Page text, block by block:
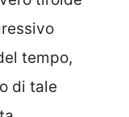
tempo,
di tale